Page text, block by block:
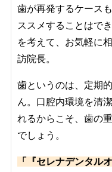
歯が再発するケース
ススメすることはで
を考えて、お気軽に
訪院長。
歯というのは、定期
ん。口腔内環境を清
れるからこそ、歯の
でしょう。
「『セレナデンタル